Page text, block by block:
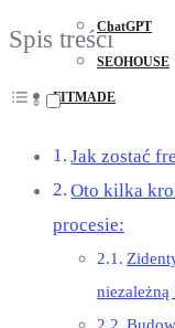
ChatGPT
SEOHOUSE
FITMADE
Spis treści
Jak zostać
Oto kilka
procesie:
niezależną